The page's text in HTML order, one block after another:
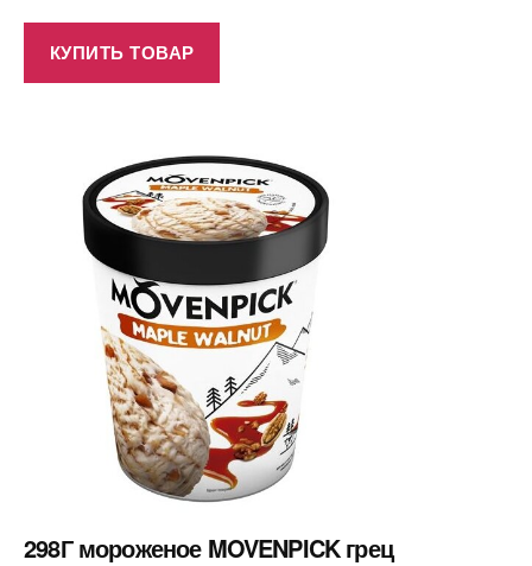
КУПИТЬ ТОВАР
298Г мороженое MOVENPICK грец